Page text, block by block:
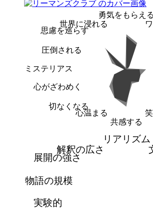
勇気をもらえる
共感する
心温まる
切なくなる
心がざわめく
ミステリアス
圧倒される
思慮を巡らす
世界に浸れる
リアリズム
実験的
物語の規模
展開の強さ
解釈の広さ